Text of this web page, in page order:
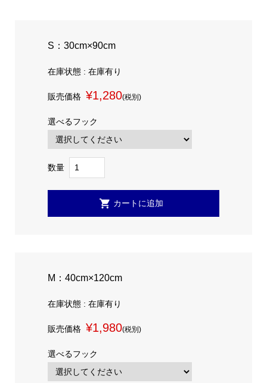
S：30cm×90cm
在庫状態 : 在庫有り
販売価格 ¥1,280(税別)
選べるフック
数量
M：40cm×120cm
在庫状態 : 在庫有り
販売価格 ¥1,980(税別)
選べるフック